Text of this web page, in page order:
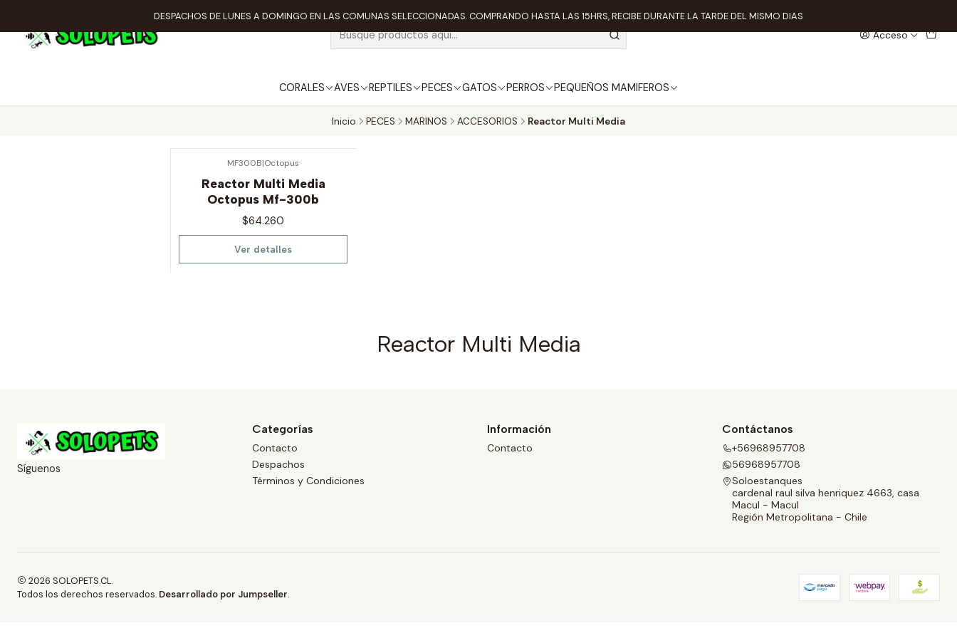
Acceso
CORALES AVES REPTILES PECES GATOS PERROS PEQUEÑOS MAMIFEROS
DESPACHOS DE LUNES A DOMINGO EN LAS COMUNAS SELECCIONADAS. COMPRANDO HASTA LAS 15HRS, RECIBE DURANTE LA TARDE DEL MISMO DIAS
Inicio PECES MARINOS ACCESORIOS Reactor Multi Media
MF300B|Octopus
Reactor Multi Media
Octopus Mf-300b
$64.260
Ver detalles
Reactor Multi Media
Síguenos
Categorías
Contacto
Despachos
Términos y Condiciones
Información
Contacto
Contáctanos
+56968957708
56968957708
Soloestanques
cardenal raul silva henriquez 4663, casa
Macul - Macul
Región Metropolitana - Chile
2026 SOLOPETS.CL.
Todos los derechos reservados. Desarrollado por Jumpseller.